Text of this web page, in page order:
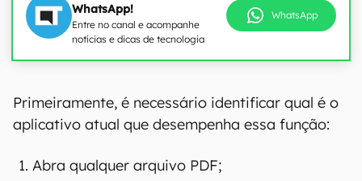
WhatsApp!
Entre no canal e acompanhe
notícias e dicas de tecnologia
WhatsApp